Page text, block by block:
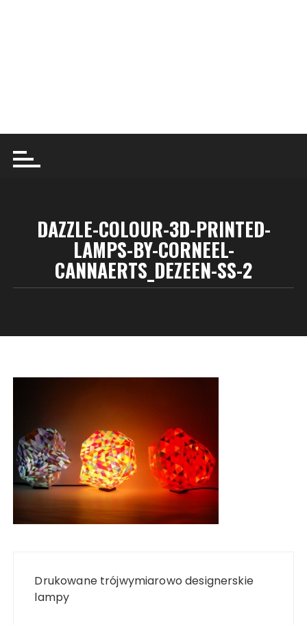
DAZZLE-COLOUR-3D-PRINTED-
LAMPS-BY-CORNEEL-
CANNAERTS_DEZEEN-SS-2
wpisu
Drukowane trójwymiarowo designerskie
lampy